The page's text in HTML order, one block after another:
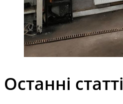
Останні статті